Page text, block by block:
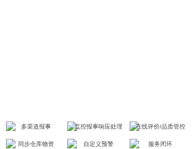
在线评价/品质管控
多渠道报事 监控报事响应处理
自定义预警 服务闭环
同步仓库物资